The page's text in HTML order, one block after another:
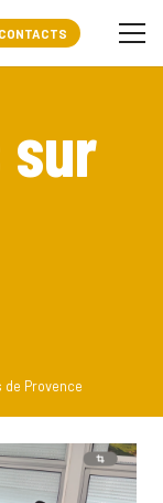
CONTACTS
sur
Provence